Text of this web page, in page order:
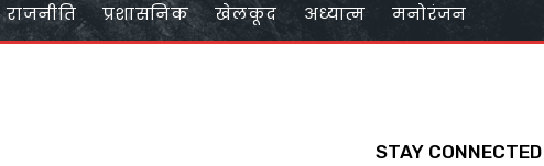
राजनीति प्रशासनिक खेलकूद अध्यात्म मनोरंजन
STAY CONNECTED